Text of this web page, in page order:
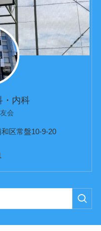
・内科
会
区常盤10-9-20